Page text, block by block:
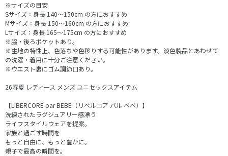
※サイズの目安
Sサイズ：身長 140～150cm の方におすすめ
Mサイズ：身長 150～160cm の方におすすめ
Lサイズ：身長 165～175cm の方におすすめ
※脇・後ろポケットあり。
※生地の特性上、色落ちや色移りする可能性があります。淡色製品とあわせて
の洗濯・着用に十分ご注意ください。
※ウエスト裏にゴム調節口あり。
26春夏 レディース メンズ ユニセックスアイテム
【LIBERCORE par BEBE（リベルコア パル ベベ）】
洗練されたラグジュアリー感漂う
ライフスタイルウェアを提案。
家族と過ごす時間を
もっと自由に、もっと豊かに。
親子で最高の瞬間を。